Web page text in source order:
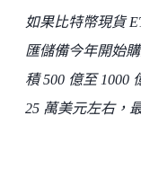
如果比特幣現貨
匯儲備今年開始
積 500 億至 1000
25 萬美元左右，